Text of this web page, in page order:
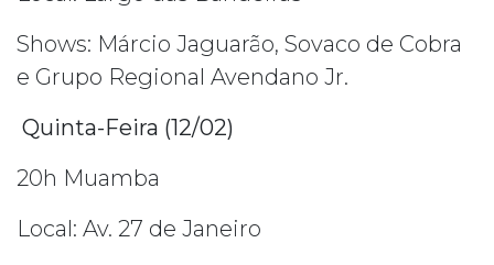
Shows: Márcio Jaguarão, Sovaco de Cobra
e Grupo Regional Avendano Jr.
Quinta-Feira (12/02)
20h Muamba
Local: Av. 27 de Janeiro